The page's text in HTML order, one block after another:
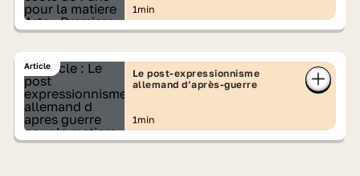
1min
Article
Le post-expressionnisme
allemand d’après-guerre
1min